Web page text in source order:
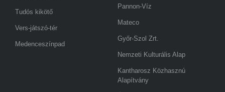
Tudós kikötő
Vers-játszó-tér
Medenceszínpad
Pannon-Víz
Mateco
Győr-Szol Zrt.
Nemzeti Kulturális Alap
Kantharosz Közhasznú
Alapítvány